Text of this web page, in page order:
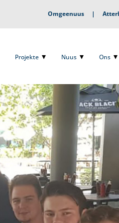
Omgeenuus|
Projekte Nuus Ons